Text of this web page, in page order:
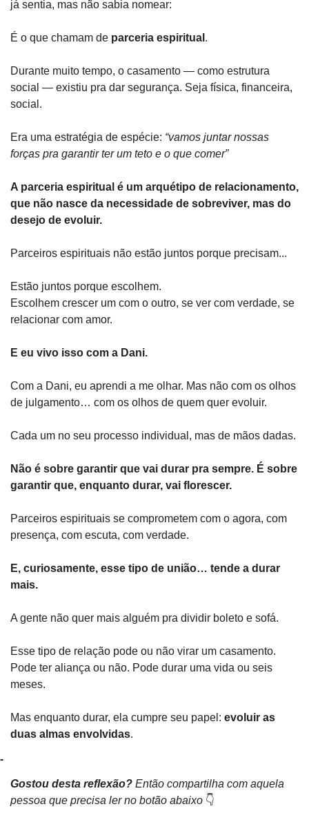
já sentia, mas não sabia nomear:
É o que chamam de parceria espiritual .
Durante muito tempo, o casamento — como estrutura
social — existiu pra dar segurança. Seja física, financeira,
social.
Era uma estratégia de espécie: “vamos juntar nossas
forças pra garantir ter um teto e o que comer”
A parceria espiritual é um arquétipo de relacionamento,
que não nasce da necessidade de sobreviver, mas do
desejo de evoluir.
Parceiros espirituais não estão juntos porque precisam...
Estão juntos porque escolhem.
Escolhem crescer um com o outro, se ver com verdade, se
relacionar com amor.
E eu vivo isso com a Dani.
Com a Dani, eu aprendi a me olhar. Mas não com os olhos
de julgamento… com os olhos de quem quer evoluir.
Cada um no seu processo individual, mas de mãos dadas.
Não é sobre garantir que vai durar pra sempre. É sobre
garantir que, enquanto durar, vai florescer.
Parceiros espirituais se comprometem com o agora, com
presença, com escuta, com verdade.
E, curiosamente, esse tipo de união… tende a durar
mais.
A gente não quer mais alguém pra dividir boleto e sofá.
Esse tipo de relação pode ou não virar um casamento.
Pode ter aliança ou não. Pode durar uma vida ou seis
meses.
Mas enquanto durar, ela cumpre seu papel: evoluir as
duas almas envolvidas.
-
Gostou desta reflexão? Então compartilha com aquela
pessoa que precisa ler no botão abaixo 👇